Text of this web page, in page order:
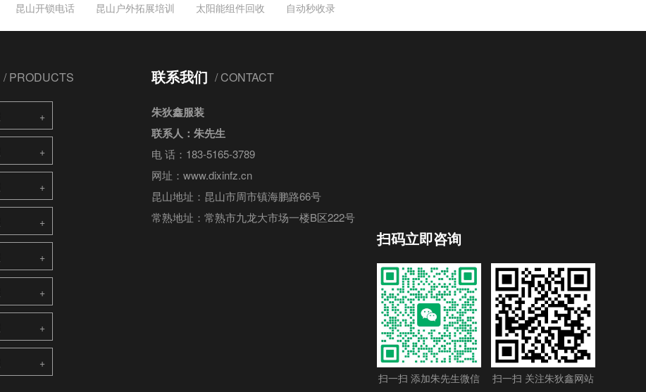
昆山开锁电话 昆山户外拓展培训 太阳能组件回收 自动秒收录
/ PRODUCTS 联系我们 / CONTACT
朱狄鑫服装
联系人：朱先生
电 话：183-5165-3789
网址：www.dixinfz.cn
昆山地址：昆山市周市镇海鹏路66号
常熟地址： 常熟市九龙大市场一楼B区222号
扫码立即咨询
扫一扫 添加朱先生微信 扫一扫 关注朱狄鑫网站